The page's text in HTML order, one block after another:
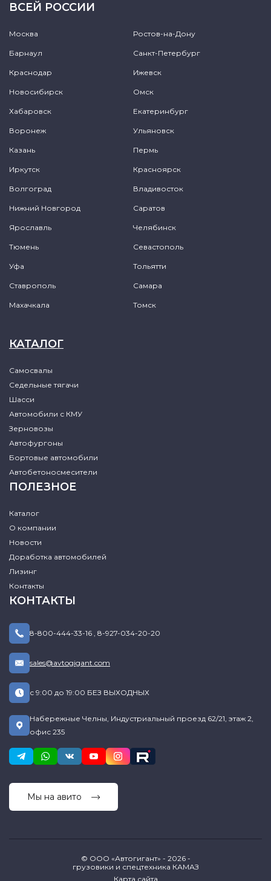
ВСЕЙ РОССИИ
Москва Ростов-на-Дону
Барнаул Санкт-Петербург
Краснодар Ижевск
Новосибирск Омск
Хабаровск Екатеринбург
Воронеж Ульяновск
Казань Пермь
Иркутск Красноярск
Волгоград Владивосток
Нижний Новгород Саратов
Ярославль Челябинск
Тюмень Севастополь
Уфа Тольятти
Ставрополь Самара
Махачкала Томск
КАТАЛОГ
Самосвалы
Седельные тягачи
Шасси
Автомобили с КМУ
Зерновозы
Автофургоны
Бортовые автомобили
Автобетоносмесители
ПОЛЕЗНОЕ
Каталог
О компании
Новости
Доработка автомобилей
Лизинг
Контакты
КОНТАКТЫ
8-800-444-33-16 , 8-927-034-20-20
sales@avtogigant.com
с 9:00 до 19:00 БЕЗ ВЫХОДНЫХ
Набережные Челны, Индустриальный проезд 62/21, этаж 2,
офис 235
Мы на авито
© ООО «Автогигант» - 2026 -
грузовики и спецтехника КАМАЗ
Карта сайта